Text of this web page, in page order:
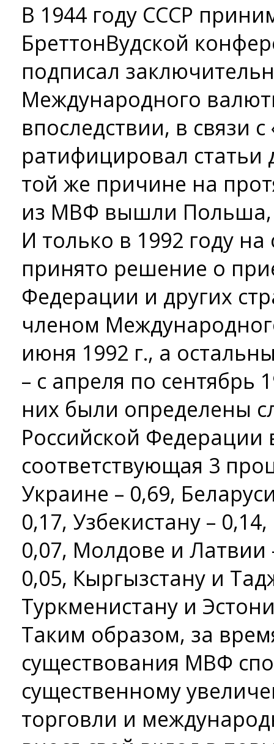
В 1944 году СССР
Бреттон­Вудской
подписал
Международного
впоследствии, в связи
ратифицировал статьи
той же причине на
из МВФ вышли Польша,
И только в 1992 году
принято решение о
Федерации и других
членом
июня 1992 г., а
– с апреля по сентябрь
них были определены
Российской Федерации
соответствующая 3
Украине – 0,69,
0,17, Узбекистану –
0,07, Молдове и Латвии
0,05, Кыргызстану и
Туркменистану и
Таким образом, за
существования МВФ
существенному
торговли и